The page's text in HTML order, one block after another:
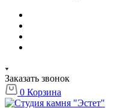
Заказать звонок
0 Корзина